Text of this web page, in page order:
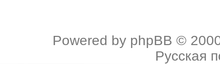
Powered by phpBB ©
Русская